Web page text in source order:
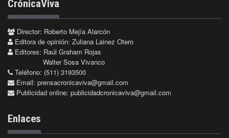
CrónicaViva
Director: Roberto Mejía Alarcón
Editora de opinión: Zuliana Lainez Otero
Editores: Raúl Graham Rojas
Walter Sosa Vivanco
Teléfono: (511) 3193500
Email: prensacronicaviva@gmail.com
Publicidad online: publicidadcronicaviva@gmail.com
Enlaces